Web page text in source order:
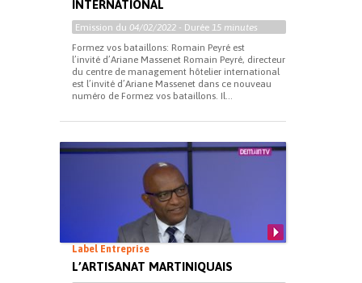
INTERNATIONAL
Emission du 04/02/2022 - Durée 15 minutes
Formez vos bataillons: Romain Peyré est
l’invité d’Ariane Massenet Romain Peyré, directeur
du centre de management hôtelier international
est l’invité d’Ariane Massenet dans ce nouveau
numéro de Formez vos bataillons. Il...
Label Entreprise
L’ARTISANAT MARTINIQUAIS